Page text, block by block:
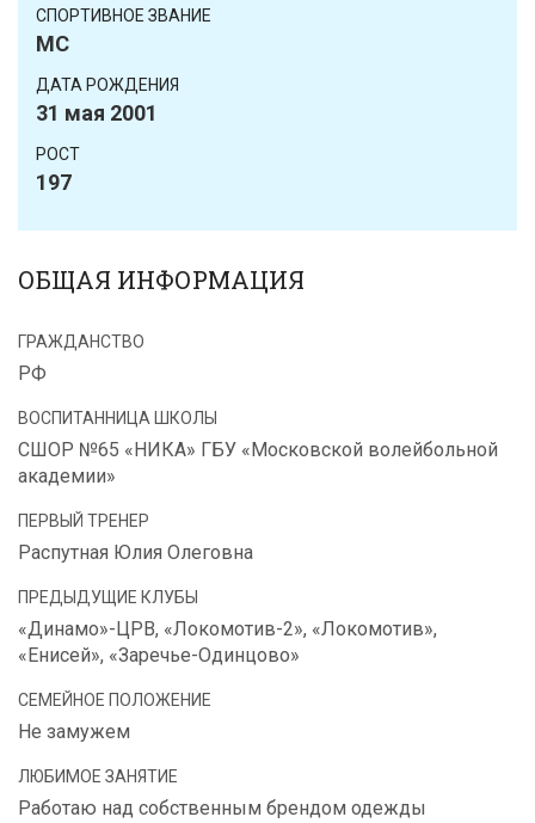
CПОРТИВНОЕ ЗВАНИЕ
МС
ДАТА РОЖДЕНИЯ
31 мая 2001
РОСТ
197
ОБЩАЯ ИНФОРМАЦИЯ
ГРАЖДАНСТВО
РФ
ВОСПИТАННИЦА ШКОЛЫ
СШОР №65 «НИКА» ГБУ «Московской волейбольной
академии»
ПЕРВЫЙ ТРЕНЕР
Распутная Юлия Олеговна
ПРЕДЫДУЩИЕ КЛУБЫ
«Динамо»-ЦРВ, «Локомотив-2», «Локомотив»,
«Енисей», «Заречье-Одинцово»
СЕМЕЙНОЕ ПОЛОЖЕНИЕ
Не замужем
ЛЮБИМОЕ ЗАНЯТИЕ
Работаю над собственным брендом одежды